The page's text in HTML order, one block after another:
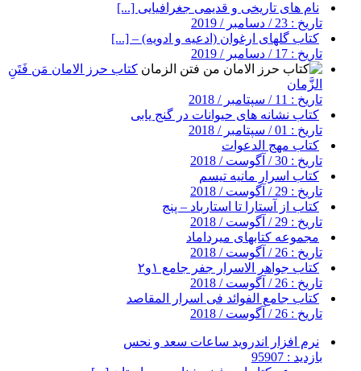
نام های تاریخی و قدیمی جغرافیایی [...]
تاریخ : 23 / دسامبر / 2019
کتاب گلهای ارغوان (ادعیه و ادویه) – [...]
تاریخ : 17 / دسامبر / 2019
کتاب حرز الامان مَن فَتَنِ
الزَّمان
تاریخ : 11 / سپتامبر / 2018
کتاب نشانه های حیوانات در گنج یابی
تاریخ : 01 / سپتامبر / 2018
کتاب مهج الدعوات
تاریخ : 30 / آگوست / 2018
کتاب اسرار مانیه تیسم
تاریخ : 29 / آگوست / 2018
کتاب از آستارا تا استارباد – پنج
تاریخ : 29 / آگوست / 2018
مجموعه کتابهای میرداماد
تاریخ : 26 / آگوست / 2018
کتاب جواهر الاسرار جفر جامع ۱و۲
تاریخ : 26 / آگوست / 2018
کتاب جامع الفوائد فی اسرار المقاصد
تاریخ : 26 / آگوست / 2018
نرم افزار اندروید ساعات سعد و نحس
بازدید : 95907